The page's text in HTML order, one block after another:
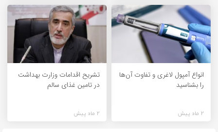
انواع آمپول لاغری و تفاوت آن‌ها
را بشناسید
2 ماه پیش
تشریح اقدامات وزارت بهداشت
در تامین غذای سالم
2 ماه پیش